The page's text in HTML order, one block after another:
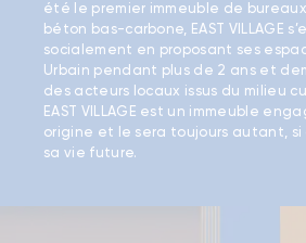
été le premier immeuble de
béton bas-carbone, EAST VILLAGE
socialement en proposant ses
Urbain pendant plus de 2 ans et
des acteurs locaux issus du milieu
EAST VILLAGE est un immeuble
origine et le sera toujours autant, si
sa vie future.